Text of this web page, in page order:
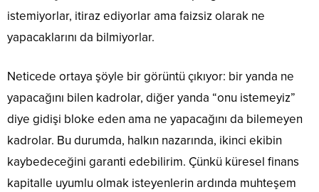
istemiyorlar, itiraz ediyorlar ama faizsiz olarak ne
yapacaklarını da bilmiyorlar.
Neticede ortaya şöyle bir görüntü çıkıyor: bir yanda ne
yapacağını bilen kadrolar, diğer yanda “onu istemeyiz”
diye gidişi bloke eden ama ne yapacağını da bilemeyen
kadrolar. Bu durumda, halkın nazarında, ikinci ekibin
kaybedeceğini garanti edebilirim. Çünkü küresel finans
kapitalle uyumlu olmak isteyenlerin ardında muhteşem